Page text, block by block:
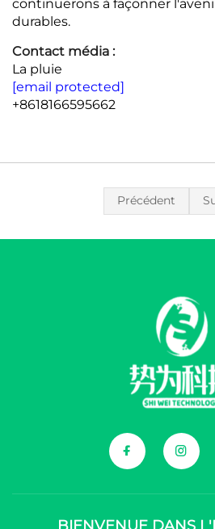
continuerons à façonner
durables.
Contact média :
La pluie
[email protected]
+8618166595662
Précédent
BIENVENUE DANS